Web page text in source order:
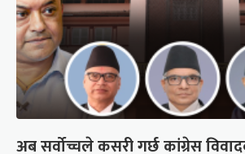
अब सर्वोच्चले कसरी गर्छ कांग्रेस